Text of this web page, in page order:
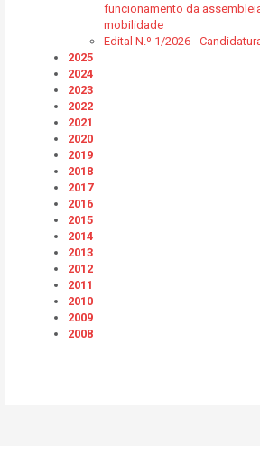
funcionamento da
mobilidade
Edital N.º 1/2026 -
2025
2024
2023
2022
2021
2020
2019
2018
2017
2016
2015
2014
2013
2012
2011
2010
2009
2008